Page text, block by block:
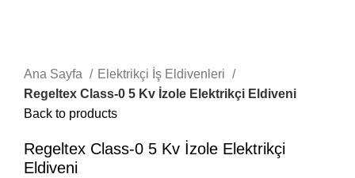
Ana Sayfa
Elektrikçi İş Eldivenleri
Regeltex Class-0 5 Kv İzole Elektrikçi Eldiveni
Back to products
Regeltex Class-0 5 Kv İzole Elektrikçi
Eldiveni